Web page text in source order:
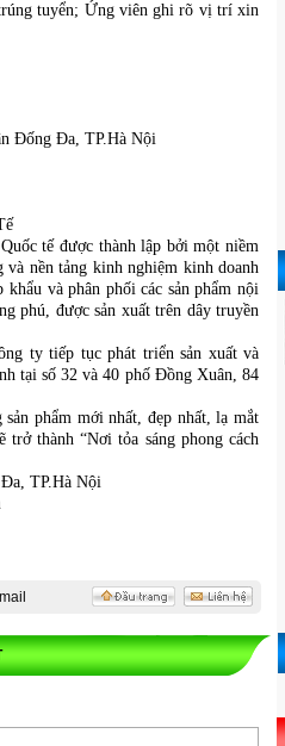
tuyển; Ứng viên ghi rõ vị trí xin
Đống Đa, TP.Hà Nội
tế được thành lập bởi một niềm
nền tảng kinh nghiệm kinh doanh
và phân phối các sản phẩm nội
phú, được sản xuất trên dây truyền
ty tiếp tục phát triển sản xuất và
tại số 32 và 40 phố Đồng Xuân, 84
phẩm mới nhất, đẹp nhất, lạ mắt
thành “Nơi tỏa sáng phong cách
TP.Hà Nội